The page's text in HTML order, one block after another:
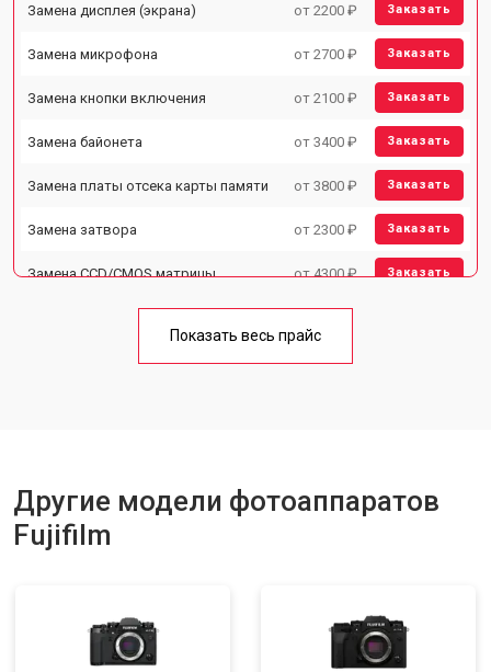
Замена дисплея (экрана) от 2200 ₽ Заказать
Замена микрофона от 2700 ₽ Заказать
Замена кнопки включения от 2100 ₽ Заказать
Замена байонета от 3400 ₽ Заказать
Замена платы отсека карты памяти от 3800 ₽ Заказать
Замена затвора от 2300 ₽ Заказать
Замена CCD/CMOS матрицы от 4300 ₽ Заказать
Чистка матрицы от 3100 ₽
Показать весь прайс
Другие модели фотоаппаратов
Fujifilm